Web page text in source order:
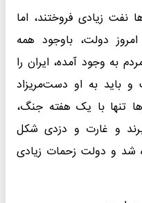
نفت زیادی فروختند، اما
دولت، باوجود همه
به وجود آمده، ایران را
و باید به او دست‌مریزاد
تنها با یک هفته جنگ،
و غارت و دزدی شکل
شد و دولت زحمات زیادی